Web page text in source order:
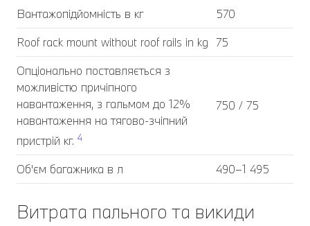
Вантажопідйомність в кг
570
Roof rack mount without roof rails in kg 75
Опціонально поставляється з
можливістю причіпного
навантаження, з гальмом до 12%
навантаження на тягово-зчіпний
пристрій кг. 4
750 / 75
Об'єм багажника в л 490–1 495
Витрата пального та викиди